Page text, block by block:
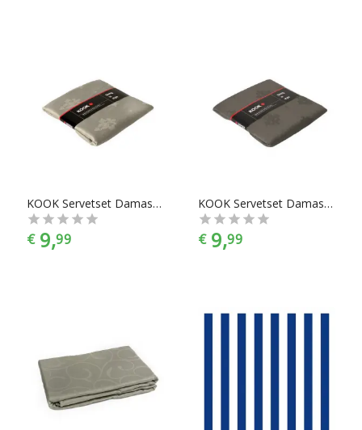
KOOK Servetset Damast Polyester - Taupe - 4 stuks
€ 9,99
KOOK Servetset Damast Polyester - Antraciet - 4 stuks
€ 9,99